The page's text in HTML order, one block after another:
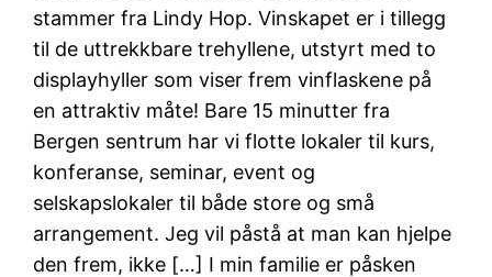
stammer fra Lindy Hop. Vinskapet er i tillegg
til de uttrekkbare trehyllene, utstyrt med to
displayhyller som viser frem vinflaskene på
en attraktiv måte! Bare 15 minutter fra
Bergen sentrum har vi flotte lokaler til kurs,
konferanse, seminar, event og
selskapslokaler til både store og små
arrangement. Jeg vil påstå at man kan hjelpe
den frem, ikke […] I min familie er påsken